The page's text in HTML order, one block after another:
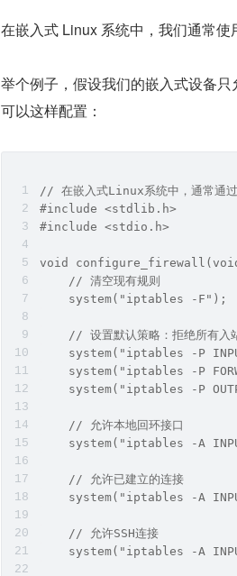
在嵌入式 Linux 系统中，我们通常使
举个例子，假设我们的嵌入式设备
可以这样配置：
// 在嵌入式Linux系统中，通常
#include <stdlib.h>
#include <stdio.h>
void
    // 清空现有规则
    system("iptables -F");
// 设置默认策略：拒绝所有入
system("iptables -P
system("iptables -P
system("iptables -P
    // 允许本地回环接口
system("iptables -A
    // 允许已建立的连接
system("iptables -A
    // 允许SSH连接
system("iptables -A